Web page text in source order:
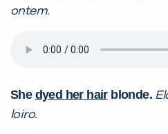
ontem.
She dyed her hairblonde.
loiro.